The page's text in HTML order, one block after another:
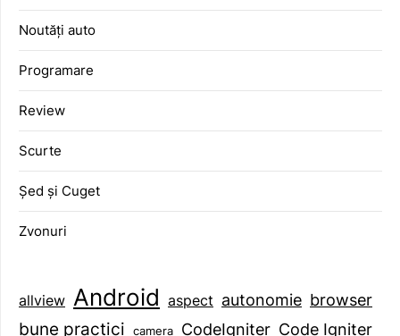
Noutăți auto
Programare
Review
Scurte
Șed și Cuget
Zvonuri
allview Android aspect autonomie browser
bune practici camera CodeIgniter Code Igniter